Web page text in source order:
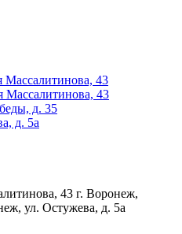
Массалитинова, 43
Массалитинова, 43
д. 35
д. 5а
43 г. Воронеж,
ул. Остужева, д. 5а